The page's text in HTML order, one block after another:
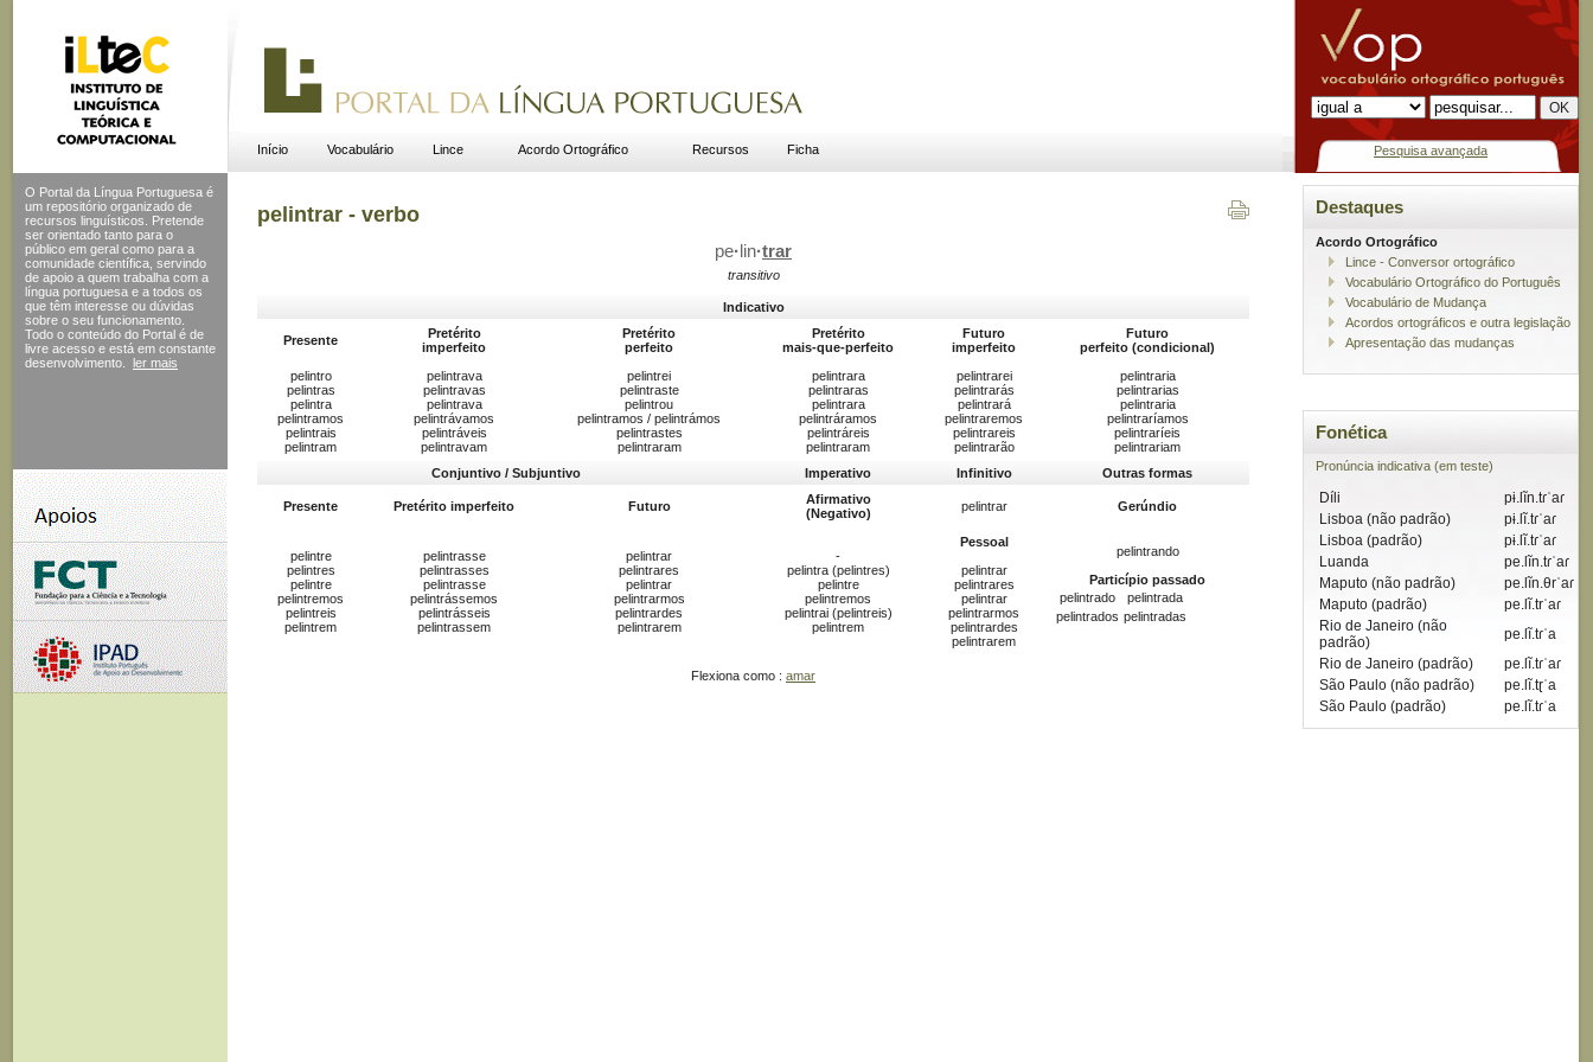
Início Vocabulário Lince Acordo Ortográfico Recursos Ficha Pesquisa avançada
O Portal da Língua Portuguesa é
um repositório organizado de
recursos linguísticos. Pretende
ser orientado tanto para o
público em geral como para a
comunidade científica, servindo
de apoio a quem trabalha com a
língua portuguesa e a todos os
que têm interesse ou dúvidas
sobre o seu funcionamento.
Todo o conteúdo do Portal é de
livre acesso e está em constante
desenvolvimento.
ler mais
pelintrar - verbo
pe· lin·trar
transitivo
Indicativo
Presente
Pretérito
imperfeito
Pretérito
perfeito
Pretérito
mais-que-perfeito
Futuro
imperfeito
Futuro
perfeito (condicional)
pelintro
pelintras
pelintra
pelintramos
pelintrais
pelintram
pelintrava
pelintravas
pelintrava
pelintrávamos
pelintráveis
pelintravam
pelintrei
pelintraste
pelintrou
pelintramos / pelintrámos
pelintrastes
pelintraram
pelintrara
pelintraras
pelintrara
pelintráramos
pelintráreis
pelintraram
pelintrarei
pelintrarás
pelintrará
pelintraremos
pelintrareis
pelintrarão
pelintraria
pelintrarias
pelintraria
pelintraríamos
pelintraríeis
pelintrariam
Conjuntivo / Subjuntivo
Imperativo Infinitivo Outras formas
Presente Pretérito imperfeito Futuro
Afirmativo
(Negativo)
pelintrar Gerúndio
pelintre
pelintres
pelintre
pelintremos
pelintreis
pelintrem
pelintrasse
pelintrasses
pelintrasse
pelintrássemos
pelintrásseis
pelintrassem
pelintrar
pelintrares
pelintrar
pelintrarmos
pelintrardes
pelintrarem
-
pelintra (pelintres)
pelintre
pelintremos
pelintrai (pelintreis)
pelintrem
Pessoal
pelintrar
pelintrares
pelintrar
pelintrarmos
pelintrardes
pelintrarem
pelintrando
Particípio passado
pelintrado
pelintrada
pelintrados pelintradas
Flexiona como : amar
Destaques
Acordo Ortográfico
Lince - Conversor ortográfico
Vocabulário Ortográfico do Português
Vocabulário de Mudança
Acordos ortográficos e outra legislação
Apresentação das mudanças
Fonética
Pronúncia indicativa (em teste)
Díli
pɨ.lĩn.tɾˈaɾ
Lisboa (não padrão)
pɨ.lĩ.tɾˈaɾ
Lisboa (padrão)
pɨ.lĩ.tɾˈaɾ
Luanda
pe.lĩn.tɾˈaɾ
Maputo (não padrão)
pe.lĩn.θrˈaɾ
Maputo (padrão)
pe.lĩ.trˈaɾ
Rio de Janeiro (não
padrão)
pe.lĩ.tɾˈa
Rio de Janeiro (padrão)
pe.lĩ.tɾˈaɾ
São Paulo (não padrão)
pe.lĩ.tɽˈa
São Paulo (padrão)
pe.lĩ.tɾˈa